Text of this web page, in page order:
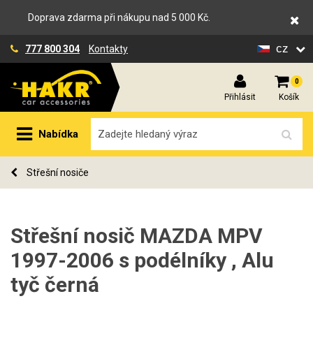
Doprava zdarma při nákupu nad 5 000 Kč.
777 800 304 Kontakty cz
Přihlásit
0
Košík
Nabídka
Střešní nosiče
Střešní nosič MAZDA MPV
1997-2006 s podélníky , Alu
tyč černá